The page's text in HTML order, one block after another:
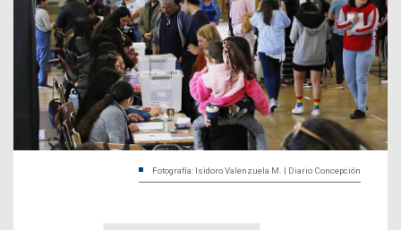
Fotografía: Isidoro Valenzuela M. | Diario Concepción